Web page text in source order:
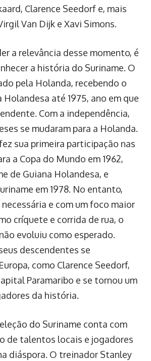
Clarence Seedorf e, mais
Van Dijk e Xavi Simons.
a relevância desse momento, é
a história do Suriname. O
pela Holanda, recebendo o
Holandesa até 1975, ano em que
Com a independência,
se mudaram para a Holanda.
sua primeira participação nas
a Copa do Mundo em 1962,
de Guiana Holandesa, e
em 1978. No entanto,
e com um foco maior
críquete e corrida de rua, o
evoluiu como esperado.
descendentes se
como Clarence Seedorf,
Paramaribo e se tornou um
da história.
do Suriname conta com
de talentos locais e jogadores
diáspora. O treinador Stanley